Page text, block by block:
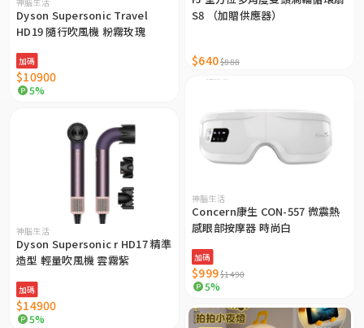
S8 （加贈供應器）
$640$888
Dyson Supersonic Travel
HD19 隨行吹風機 粉霧玫瑰
加碼
$10900
5%
神腦生活
Concern康生 CON-557 微震熱
感眼部按摩器 時尚白
加碼
$999$1490
5%
神腦生活
Dyson Supersonic r HD17 精準
造型 輕量吹風機 雲霧紫
加碼
$14900
5%